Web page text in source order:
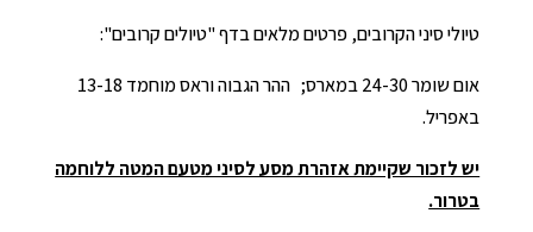
טיולי סיני הקרובים, פרטים מלאים בדף "טיולים קרובים":
אום שומר 24-30 במארס; ההר הגבוה וראס מוחמד 13-18
באפריל.
יש לזכור שקיימת אזהרת מסע לסיני מטעם המטה ללוחמה
בטרור.